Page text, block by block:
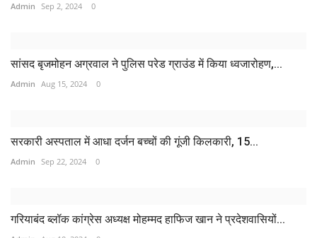
Admin Sep 2, 2024 0
सांसद बृजमोहन अग्रवाल ने पुलिस परेड ग्राउंड में किया ध्वजारोहण,...
Admin Aug 15, 2024 0
सरकारी अस्पताल में आधा दर्जन बच्चों की गूंजी किलकारी, 15...
Admin Sep 22, 2024 0
गरियाबंद ब्लॉक कांग्रेस अध्यक्ष मोहम्मद हाफिज खान ने प्रदेशवासियों...